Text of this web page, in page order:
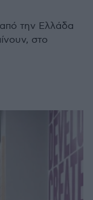
από την Ελλάδα
στο